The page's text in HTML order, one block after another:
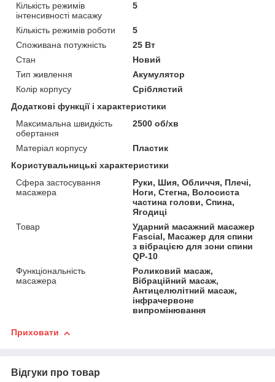
Кількість режимів
інтенсивності масажу
5
Кількість режимів роботи
5
Споживана потужність
25 Вт
Стан
Новий
Тип живлення
Акумулятор
Колір корпусу
Сріблястий
Додаткові функції і характеристики
Максимальна швидкість
обертання
2500 об/хв
Матеріал корпусу
Пластик
Користувальницькі характеристики
Сфера застосування
масажера
Руки, Шия, Обличчя, Плечі,
Ноги, Стегна, Волосиста
частина голови, Спина,
Ягодиці
Товар
Ударний масажний масажер
Fascial, Масажер для спини
з вібрацією для зони спини
QP-10
Функціональність
масажера
Роликовий масаж,
Вібраційний масаж,
Антицелюлітний масаж,
інфрачервоне
випромінювання
Приховати
Відгуки про товар